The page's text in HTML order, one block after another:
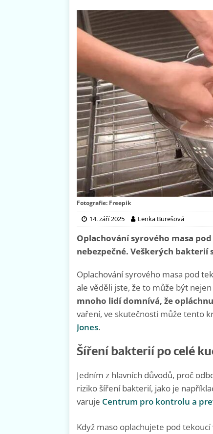
Fotografie: Freepik
14. září 2025 Lenka Burešová
Oplachování syrového masa
nebezpečné. Veškerých
Oplachování syrového masa pod
ale věděli jste, že to může být
mnoho lidí domnívá, že
vaření, ve skutečnosti může tento
Jones.
Šíření bakterií po celé
Jedním z hlavních důvodů, proč
riziko šíření bakterií, jako je
varuje Centrum pro kontrolu a
Když maso oplachujete pod